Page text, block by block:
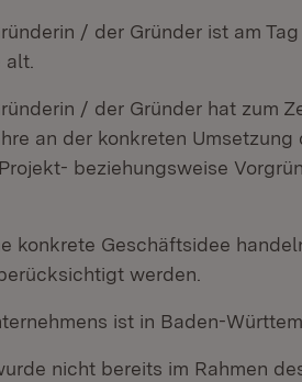
/ der Gründer ist am
/ der Gründer hat zum
an der konkreten
beziehungsweise
konkrete Geschäftsidee
werden.
ist in Baden-
nicht bereits im Rahmen